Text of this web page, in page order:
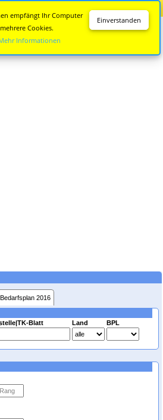
Bedarfsplan 2016
Blatt Land BPL
Einverstanden
empfängt Ihr Computer
Cookies.
Informationen